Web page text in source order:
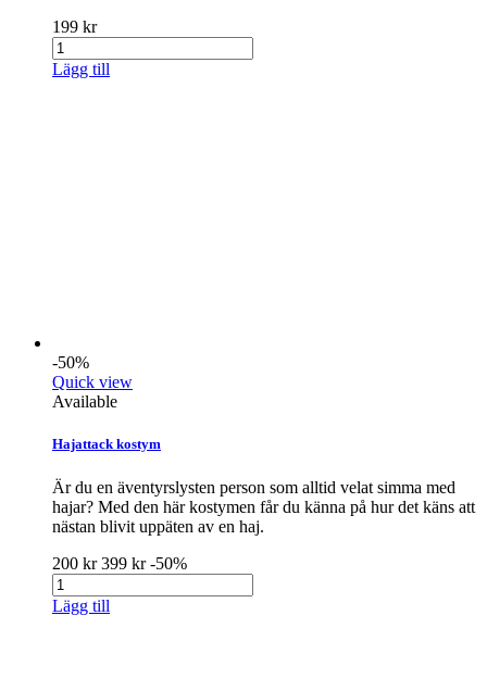
199 kr
Lägg till
-50%
Quick view
Available
Hajattack kostym
Är du en äventyrslysten person som alltid velat simma med
hajar? Med den här kostymen får du känna på hur det käns att
nästan blivit uppäten av en haj.
200 kr399 kr-50%
Lägg till